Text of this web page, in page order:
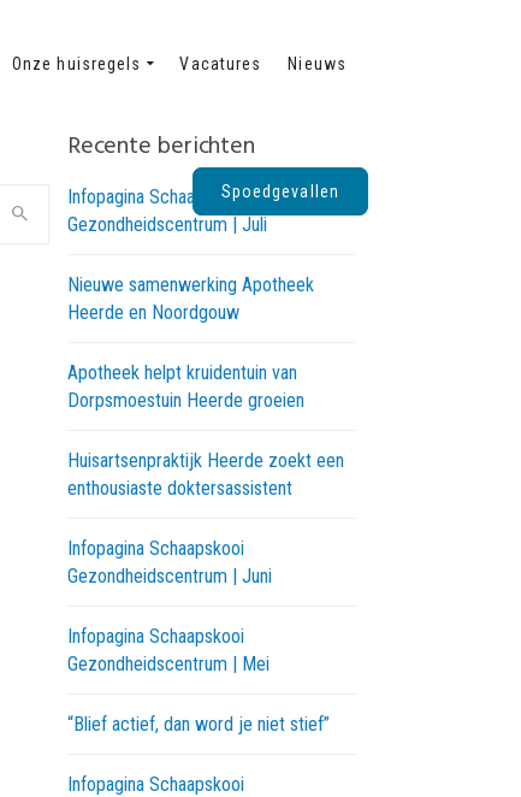
Onze huisregels Vacatures Nieuws
Spoedgevallen
Recente berichten
Infopagina Schaapskooi
Gezondheidscentrum | Juli
Nieuwe samenwerking Apotheek
Heerde en Noordgouw
Apotheek helpt kruidentuin van
Dorpsmoestuin Heerde groeien
Huisartsenpraktijk Heerde zoekt een
enthousiaste doktersassistent
Infopagina Schaapskooi
Gezondheidscentrum | Juni
Infopagina Schaapskooi
Gezondheidscentrum | Mei
“Blief actief, dan word je niet stief”
Infopagina Schaapskooi